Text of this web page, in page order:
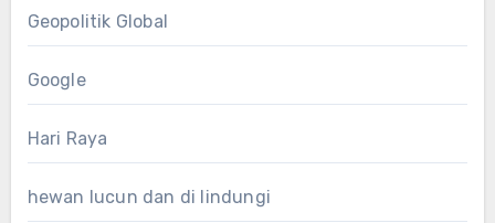
Geopolitik Global
Google
Hari Raya
hewan lucun dan di lindungi